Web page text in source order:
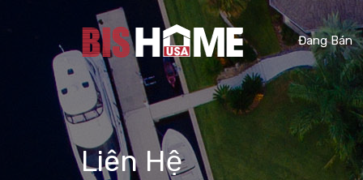
Đang Bán
Liên Hệ